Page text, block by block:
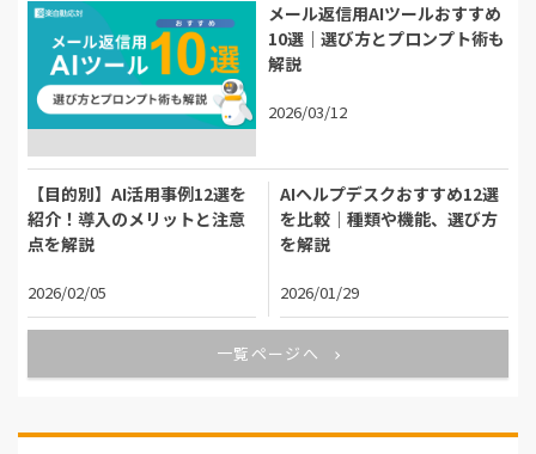
メール返信用AIツールおすすめ
10選｜選び方とプロンプト術も
解説
2026/03/12
【目的別】AI活用事例12選を
紹介！導入のメリットと注意
点を解説
2026/02/05
AIヘルプデスクおすすめ12選
を比較｜種類や機能、選び方
を解説
2026/01/29
一覧ページへ